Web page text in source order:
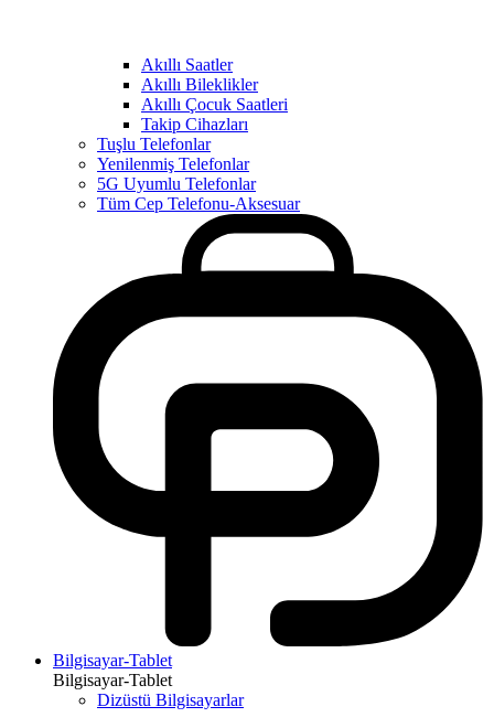
Akıllı Saatler
Akıllı Bileklikler
Akıllı Çocuk Saatleri
Takip Cihazları
Tuşlu Telefonlar
Yenilenmiş Telefonlar
5G Uyumlu Telefonlar
Tüm Cep Telefonu-Aksesuar
Bilgisayar-Tablet
Bilgisayar-Tablet
Dizüstü Bilgisayarlar